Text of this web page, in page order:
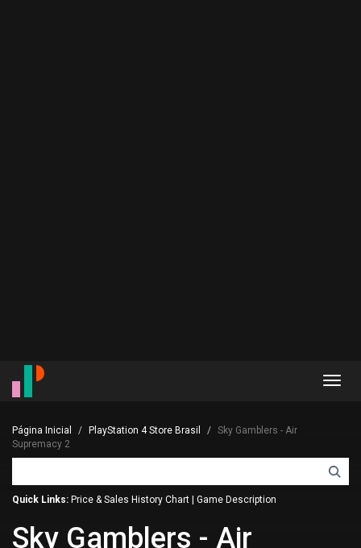
Página Inicial PlayStation 4 Store Brasil
Sky Gamblers - Air
Supremacy 2
Quick Links: Price & Sales History Chart Game Description
Sky Gamblers - Air